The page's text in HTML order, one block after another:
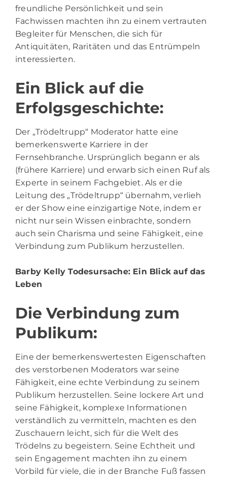
freundliche Persönlichkeit und sein
Fachwissen machten ihn zu einem vertrauten
Begleiter für Menschen, die sich für
Antiquitäten, Raritäten und das Entrümpeln
interessierten.
Ein Blick auf die
Erfolgsgeschichte:
Der „Trödeltrupp“ Moderator hatte eine
bemerkenswerte Karriere in der
Fernsehbranche. Ursprünglich begann er als
(frühere Karriere) und erwarb sich einen Ruf als
Experte in seinem Fachgebiet. Als er die
Leitung des „Trödeltrupp“ übernahm, verlieh
er der Show eine einzigartige Note, indem er
nicht nur sein Wissen einbrachte, sondern
auch sein Charisma und seine Fähigkeit, eine
Verbindung zum Publikum herzustellen.
Barby Kelly Todesursache: Ein Blick auf das
Leben
Die Verbindung zum
Publikum:
Eine der bemerkenswertesten Eigenschaften
des verstorbenen Moderators war seine
Fähigkeit, eine echte Verbindung zu seinem
Publikum herzustellen. Seine lockere Art und
seine Fähigkeit, komplexe Informationen
verständlich zu vermitteln, machten es den
Zuschauern leicht, sich für die Welt des
Trödelns zu begeistern. Seine Echtheit und
sein Engagement machten ihn zu einem
Vorbild für viele, die in der Branche Fuß fassen